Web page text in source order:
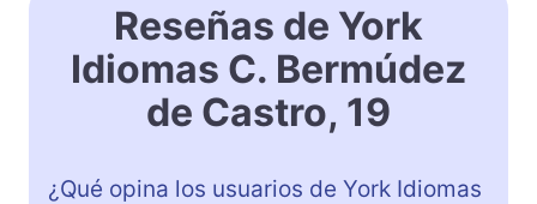
Reseñas de York
Idiomas C. Bermúdez
de Castro, 19
¿Qué opina los usuarios de York Idiomas